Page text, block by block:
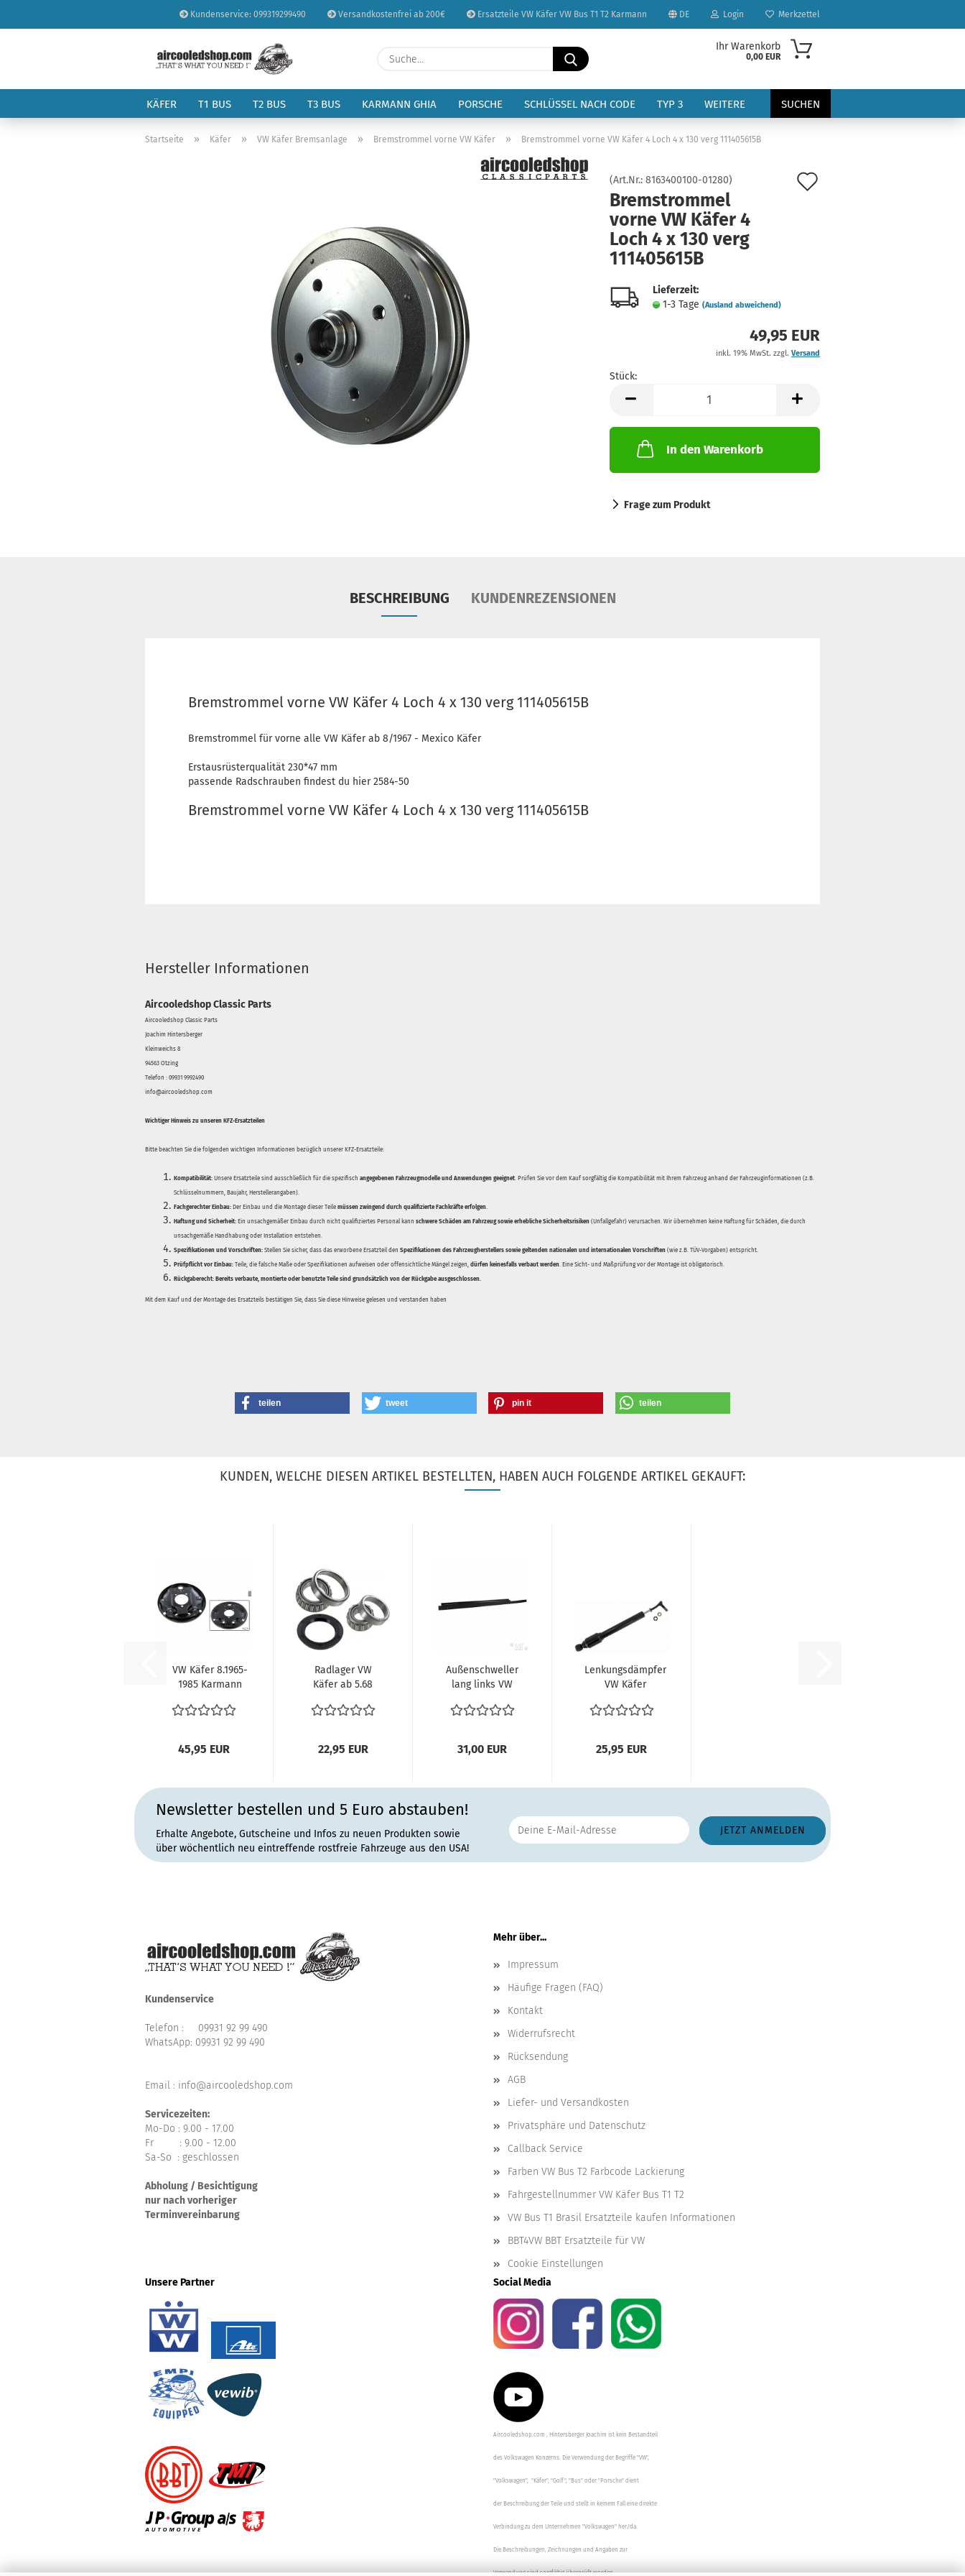
Kundenservice: 099319299490 Versandkostenfrei ab 200€ Ersatzteile VW Käfer VW Bus T1 T2 Karmann DE
Sprache auswählen
Lieferland
Login
Passwort
Konto erstellen
Passwort vergessen?
Merkzettel
Suche...
Ihr Warenkorb
0,00 EUR
KÄFER T1 BUS T2 BUS T3 BUS KARMANN GHIA PORSCHE SCHLÜSSEL NACH CODE TYP 3 SUCHEN
WEITERE
Startseite » Käfer » VW Käfer Bremsanlage » Bremstrommel vorne VW Käfer » Bremstrommel vorne VW Käfer 4 Loch 4 x 130 verg 111405615B
(Art.Nr.: 8163400100-01280)
Bremstrommel
vorne VW Käfer 4
Loch 4 x 130 verg
111405615B
Lieferzeit:
1-3 Tage (Ausland abweichend)
49,95 EUR
inkl. 19% MwSt. zzgl. Versand
Stück:
Stück
In den Warenkorb
Frage zum Produkt
BESCHREIBUNG KUNDENREZENSIONEN
Bremstrommel vorne VW Käfer 4 Loch 4 x 130 verg 111405615B
Bremstrommel für vorne alle VW Käfer ab 8/1967 - Mexico Käfer
Erstausrüsterqualität 230*47 mm
passende Radschrauben findest du hier 2584-50
Bremstrommel vorne VW Käfer 4 Loch 4 x 130 verg 111405615B
Hersteller Informationen
Aircooledshop Classic Parts
Aircooledshop Classic Parts
Joachim Hintersberger
Kleinweichs 8
94563 Otzing
Telefon : 09931 9992490
info@aircooledshop.com
Wichtiger Hinweis zu unseren KFZ-Ersatzteilen
Bitte beachten Sie die folgenden wichtigen Informationen bezüglich unserer KFZ-Ersatzteile:
Kompatibilität: Unsere Ersatzteile sind ausschließlich für die spezifisch angegebenen Fahrzeugmodelle und Anwendungen geeignet. Prüfen Sie vor dem Kauf sorgfältig die Kompatibilität mit Ihrem Fahrzeug anhand der Fahrzeuginformationen (z.B.
Schlüsselnummern, Baujahr, Herstellerangaben).
Fachgerechter Einbau: Der Einbau und die Montage dieser Teile müssen zwingend durch qualifizierte Fachkräfte erfolgen.
Haftung und Sicherheit: Ein unsachgemäßer Einbau durch nicht qualifiziertes Personal kann schwere Schäden am Fahrzeug sowie erhebliche Sicherheitsrisiken (Unfallgefahr) verursachen. Wir übernehmen keine Haftung für Schäden, die durch
unsachgemäße Handhabung oder Installation entstehen.
Spezifikationen und Vorschriften: Stellen Sie sicher, dass das erworbene Ersatzteil den Spezifikationen des Fahrzeugherstellers sowie geltenden nationalen und internationalen Vorschriften (wie z.B. TÜV-Vorgaben) entspricht.
Prüfpflicht vor Einbau: Teile, die falsche Maße oder Spezifikationen aufweisen oder offensichtliche Mängel zeigen, dürfen keinesfalls verbaut werden. Eine Sicht- und Maßprüfung vor der Montage ist obligatorisch.
Rückgaberecht: Bereits verbaute, montierte oder benutzte Teile sind grundsätzlich von der Rückgabe ausgeschlossen.
Mit dem Kauf und der Montage des Ersatzteils bestätigen Sie, dass Sie diese Hinweise gelesen und verstanden haben
teilen tweet pin it teilen
KUNDEN, WELCHE DIESEN ARTIKEL BESTELLTEN, HABEN AUCH FOLGENDE ARTIKEL GEKAUFT:
VW Käfer 8.1965-
1985 Karmann
Bremsankerblech...
45,95 EUR
Radlager VW
Käfer ab 5.68
Radlagersatz
22,95 EUR
Außenschweller
lang links VW
113801047...
31,00 EUR
Lenkungsdämpfer
VW Käfer
Käfer 1960-1996...
25,95 EUR
Newsletter bestellen und 5 Euro abstauben!
Erhalte Angebote, Gutscheine und Infos zu neuen Produkten sowie
über wöchentlich neu eintreffende rostfreie Fahrzeuge aus den USA!
Kundenservice
Telefon : 09931 92 99 490
WhatsApp: 09931 92 99 490
Email : info@aircooledshop.com
Servicezeiten:
Mo-Do : 9.00 - 17.00
Fr : 9.00 - 12.00
Sa-So : geschlossen
Abholung / Besichtigung
nur nach vorheriger
Terminvereinbarung
Mehr über...
Impressum
Häufige Fragen (FAQ)
Kontakt
Widerrufsrecht
Rücksendung
AGB
Liefer- und Versandkosten
Privatsphäre und Datenschutz
Callback Service
Farben VW Bus T2 Farbcode Lackierung
Fahrgestellnummer VW Käfer Bus T1 T2
VW Bus T1 Brasil Ersatzteile kaufen Informationen
BBT4VW BBT Ersatzteile für VW
Cookie Einstellungen
Unsere Partner
Social Media
Aircooledshop.com , Hintersberger Joachim ist kein Bestandteil
des Volkswagen Konzerns. Die Verwendung der Begriffe "VW",
"Volkswagen", "Käfer", "Golf", "Bus" oder "Porsche" dient
der Beschreibung der Teile und stellt in keinem Fall eine direkte
Verbindung zu dem Unternehmen "Volkswagen" her/da.
Die Beschreibungen, Zeichnungen und Angaben zur
Verwendung sind sorgfältig überprüft worden.